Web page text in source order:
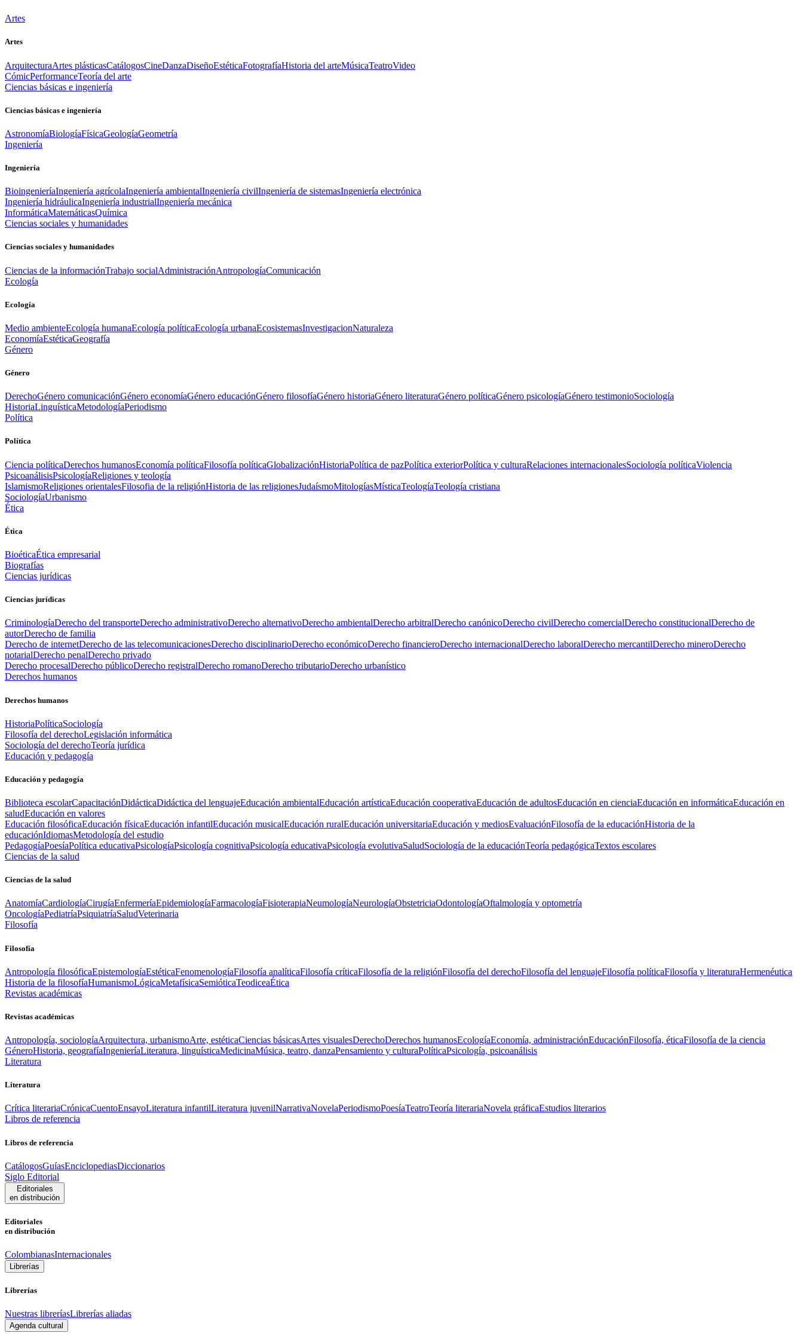
Artes
Artes
ArquitecturaArtes plásticasCatálogosCineDanzaDiseñoEstéticaFotografíaHistoria del arteMúsicaTeatroVideo
CómicPerformanceTeoría del arte
Ciencias básicas e ingeniería
Ciencias básicas e ingeniería
AstronomíaBiologíaFísicaGeologíaGeometría
Ingeniería
Ingeniería
BioingenieríaIngeniería agrícolaIngeniería ambientalIngeniería civilIngeniería de sistemasIngeniería electrónica
Ingeniería hidráulicaIngeniería industrialIngeniería mecánica
InformáticaMatemáticasQuímica
Ciencias sociales y humanidades
Ciencias sociales y humanidades
Ciencias de la informaciónTrabajo socialAdministraciónAntropologíaComunicación
Ecología
Ecología
Medio ambienteEcología humanaEcología políticaEcología urbanaEcosistemasInvestigacionNaturaleza
EconomíaEstéticaGeografía
Género
Género
DerechoGénero comunicaciónGénero economíaGénero educaciónGénero filosofíaGénero historiaGénero literaturaGénero políticaGénero psicologíaGénero testimonioSociología
HistoriaLinguísticaMetodologíaPeriodismo
Política
Política
Ciencia políticaDerechos humanosEconomía políticaFilosofía políticaGlobalizaciónHistoriaPolítica de pazPolítica exteriorPolítica y culturaRelaciones internacionalesSociología políticaViolencia
PsicoanálisisPsicologíaReligiones y teología
IslamismoReligiones orientalesFilosofia de la religiónHistoria de las religionesJudaísmoMitologíasMísticaTeologíaTeología cristiana
SociologíaUrbanismo
Ética
Ética
BioéticaÉtica empresarial
Biografías
Ciencias jurídicas
Ciencias jurídicas
CriminologíaDerecho del transporteDerecho administrativoDerecho alternativoDerecho ambientalDerecho arbitralDerecho canónicoDerecho civilDerecho comercialDerecho constitucionalDerecho de
autorDerecho de familia
Derecho de internetDerecho de las telecomunicacionesDerecho disciplinarioDerecho económicoDerecho financieroDerecho internacionalDerecho laboralDerecho mercantilDerecho mineroDerecho
notarialDerecho penalDerecho privado
Derecho procesalDerecho públicoDerecho registralDerecho romanoDerecho tributarioDerecho urbanístico
Derechos humanos
Derechos humanos
HistoriaPolíticaSociología
Filosofía del derechoLegislación informática
Sociología del derechoTeoría jurídica
Educación y pedagogía
Educación y pedagogía
Biblioteca escolarCapacitaciónDidácticaDidáctica del lenguajeEducación ambientalEducación artísticaEducación cooperativaEducación de adultosEducación en cienciaEducación en informáticaEducación en
saludEducación en valores
Educación filosóficaEducación físicaEducación infantilEducación musicalEducación ruralEducación universitariaEducación y mediosEvaluaciónFilosofía de la educaciónHistoria de la
educaciónIdiomasMetodología del estudio
PedagogíaPoesíaPolítica educativaPsicologíaPsicología cognitivaPsicología educativaPsicología evolutivaSaludSociología de la educaciónTeoría pedagógicaTextos escolares
Ciencias de la salud
Ciencias de la salud
AnatomíaCardiologíaCirugíaEnfermeríaEpidemiologíaFarmacologíaFisioterapiaNeumologíaNeurologíaObstetriciaOdontologíaOftalmología y optometría
OncologíaPediatríaPsiquiatríaSaludVeterinaria
Filosofía
Filosofía
Antropología filosóficaEpistemologíaEstéticaFenomenologíaFilosofía analíticaFilosofía críticaFilosofía de la religiónFilosofía del derechoFilosofía del lenguajeFilosofía políticaFilosofía y literaturaHermenéutica
Historia de la filosofíaHumanismoLógicaMetafísicaSemióticaTeodiceaÉtica
Revistas académicas
Revistas académicas
Antropología, sociologíaArquitectura, urbanismoArte, estéticaCiencias básicasArtes visualesDerechoDerechos humanosEcologíaEconomía, administraciónEducaciónFilosofía, éticaFilosofía de la ciencia
GéneroHistoria, geografíaIngenieríaLiteratura, linguísticaMedicinaMúsica, teatro, danzaPensamiento y culturaPolíticaPsicología, psicoanálisis
Literatura
Literatura
Crítica literariaCrónicaCuentoEnsayoLiteratura infantilLiteratura juvenilNarrativaNovelaPeriodismoPoesíaTeatroTeoría literariaNovela gráficaEstudios literarios
Libros de referencia
Libros de referencia
CatálogosGuíasEnciclopediasDiccionarios
Siglo Editorial
Editoriales
en distribución
Editoriales
en distribución
ColombianasInternacionales
Librerías
Librerías
Nuestras libreríasLibrerías aliadas
Agenda cultural